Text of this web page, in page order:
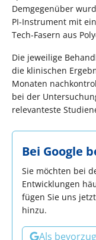
Demgegenüber
PI-Instrument mit
Tech-Fasern aus
Die jeweilige
die klinischen
Monaten
bei der
relevanteste
Bei Google
Sie möchten bei
Entwicklungen
fügen Sie uns
hinzu.
Als